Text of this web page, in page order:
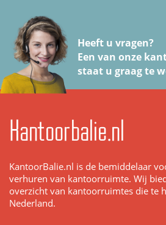
Heeft u vragen?
Een van onze
staat u graag te
Kantoorbalie.nl
KantoorBalie.nl is de bemiddelaar
verhuren van kantoorruimte. Wij
overzicht van kantoorruimtes die te
Nederland.